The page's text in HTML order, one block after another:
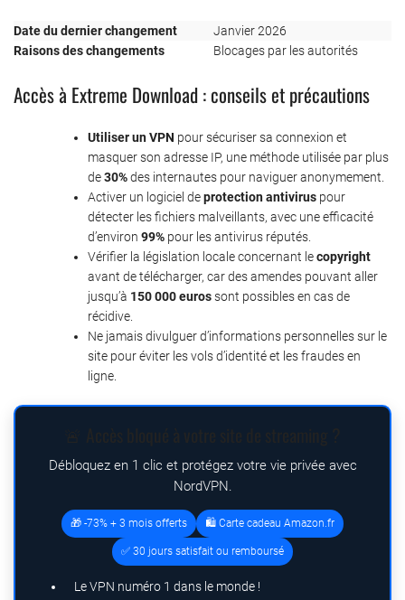
Date du dernier changement
Janvier 2026
Raisons des changements
Blocages par les autorités
Accès à Extreme Download : conseils et précautions
Utiliser un VPN pour sécuriser sa connexion et
masquer son adresse IP, une méthode utilisée par plus
de30%des internautes pour naviguer anonymement.
Activer un logiciel deprotection antivirus pour
détecter les fichiers malveillants, avec une efficacité
d’environ 99% pour les antivirus réputés.
Vérifier la législation locale concernant lecopyright
avant de télécharger, car des amendes pouvant aller
jusqu’à 150 000 eurossont possibles en cas de
récidive.
Ne jamais divulguer d’informations personnelles sur le
site pour éviter les vols d’identité et les fraudes en
ligne.
Débloquez en 1 clic et protégez votre vie privée avec
NordVPN.
🎁 -73% + 3 mois offerts 🛍️ Carte cadeau Amazon.fr
✅ 30 jours satisfait ou remboursé
Le VPN numéro 1 dans le monde !